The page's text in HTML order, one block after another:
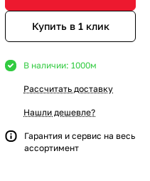
Купить в 1 клик
В наличии: 1000м
Рассчитать доставку
Нашли дешевле?
Гарантия и сервис на весь
ассортимент